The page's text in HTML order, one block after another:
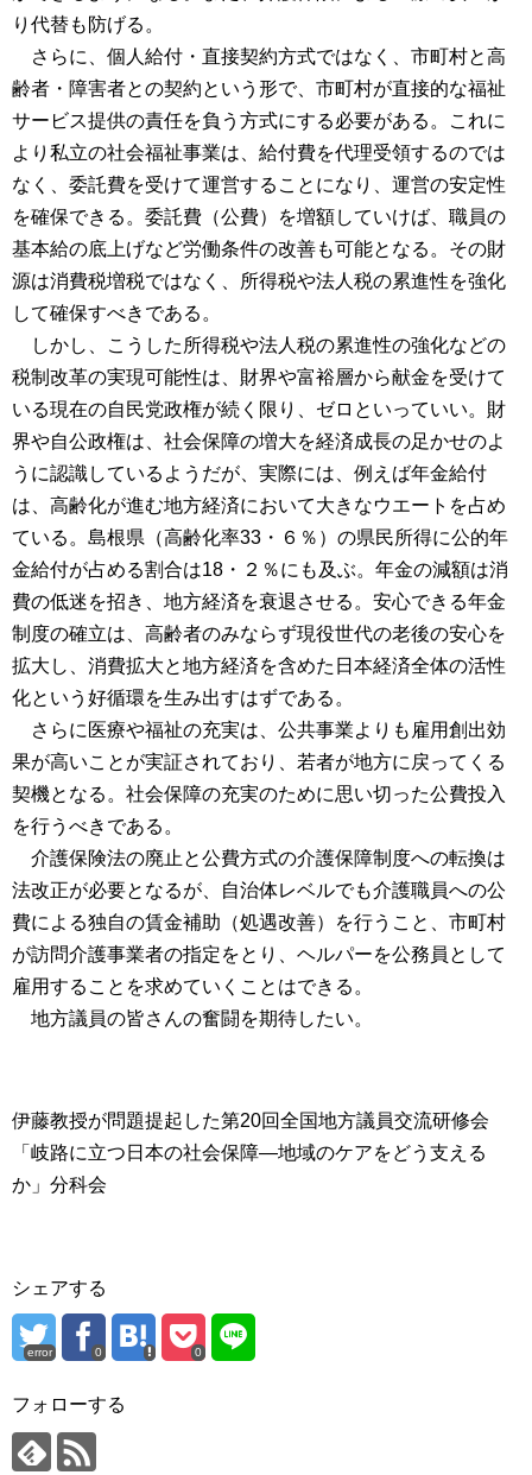
り代替も防げる。
さらに、個人給付・直接契約方式ではなく、市町村と高
齢者・障害者との契約という形で、市町村が直接的な福祉
サービス提供の責任を負う方式にする必要がある。これに
より私立の社会福祉事業は、給付費を代理受領するのでは
なく、委託費を受けて運営することになり、運営の安定性
を確保できる。委託費（公費）を増額していけば、職員の
基本給の底上げなど労働条件の改善も可能となる。その財
源は消費税増税ではなく、所得税や法人税の累進性を強化
して確保すべきである。
しかし、こうした所得税や法人税の累進性の強化などの
税制改革の実現可能性は、財界や富裕層から献金を受けて
いる現在の自民党政権が続く限り、ゼロといっていい。財
界や自公政権は、社会保障の増大を経済成長の足かせのよ
うに認識しているようだが、実際には、例えば年金給付
は、高齢化が進む地方経済において大きなウエートを占め
ている。島根県（高齢化率33・６％）の県民所得に公的年
金給付が占める割合は18・２％にも及ぶ。年金の減額は消
費の低迷を招き、地方経済を衰退させる。安心できる年金
制度の確立は、高齢者のみならず現役世代の老後の安心を
拡大し、消費拡大と地方経済を含めた日本経済全体の活性
化という好循環を生み出すはずである。
さらに医療や福祉の充実は、公共事業よりも雇用創出効
果が高いことが実証されており、若者が地方に戻ってくる
契機となる。社会保障の充実のために思い切った公費投入
を行うべきである。
介護保険法の廃止と公費方式の介護保障制度への転換は
法改正が必要となるが、自治体レベルでも介護職員への公
費による独自の賃金補助（処遇改善）を行うこと、市町村
が訪問介護事業者の指定をとり、ヘルパーを公務員として
雇用することを求めていくことはできる。
地方議員の皆さんの奮闘を期待したい。
伊藤教授が問題提起した第20回全国地方議員交流研修会
「岐路に立つ日本の社会保障―地域のケアをどう支える
か」分科会
シェアする
error 0 0
フォローする